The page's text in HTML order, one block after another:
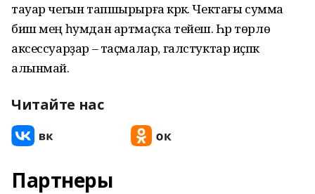
тауар чегын тапшырырға кәрәк. Чектағы сумма
биш мең һумдан артмаҫҡа тейеш. Һәр төрлө
аксессуарҙар – таҫмалар, галстуктар иҫәпкә
алынмай.
Читайте нас
Партнеры